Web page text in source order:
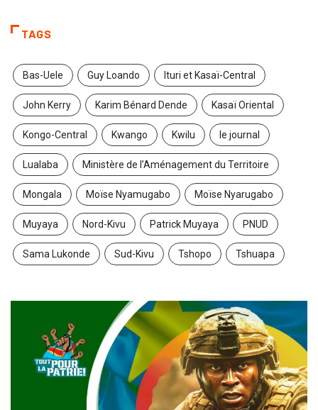
TAGS
Bas-Uele Guy Loando Ituri et Kasaï-Central
John Kerry Karim Bénard Dende Kasaï Oriental
Kongo-Central Kwango Kwilu le journal
Lualaba Ministère de l’Aménagement du Territoire
Mongala Moïse Nyamugabo Moïse Nyarugabo
Muyaya Nord-Kivu Patrick Muyaya PNUD
Sama Lukonde Sud-Kivu Tshopo Tshuapa